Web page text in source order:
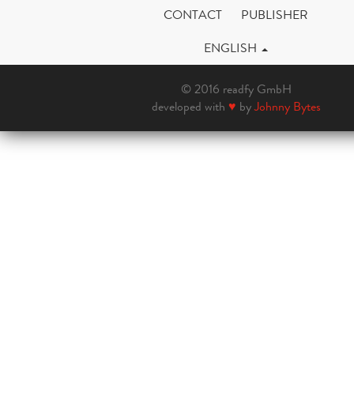
CONTACT
PUBLISHER
ENGLISH
© 2016 readfy GmbH
developed with ♥ byJohnny Bytes